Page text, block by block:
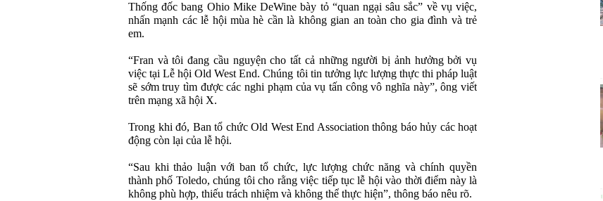
Thống đốc bang Ohio Mike DeWine bày tỏ “quan ngại sâu sắc” về vụ việc,
nhấn mạnh các lễ hội mùa hè cần là không gian an toàn cho gia đình và trẻ
em.
“Fran và tôi đang cầu nguyện cho tất cả những người bị ảnh hưởng bởi vụ
việc tại Lễ hội Old West End. Chúng tôi tin tưởng lực lượng thực thi pháp luật
sẽ sớm truy tìm được các nghi phạm của vụ tấn công vô nghĩa này”, ông viết
trên mạng xã hội X.
Trong khi đó, Ban tổ chức Old West End Association thông báo hủy các hoạt
động còn lại của lễ hội.
“Sau khi thảo luận với ban tổ chức, lực lượng chức năng và chính quyền
thành phố Toledo, chúng tôi cho rằng việc tiếp tục lễ hội vào thời điểm này là
không phù hợp, thiếu trách nhiệm và không thể thực hiện”, thông báo nêu rõ.